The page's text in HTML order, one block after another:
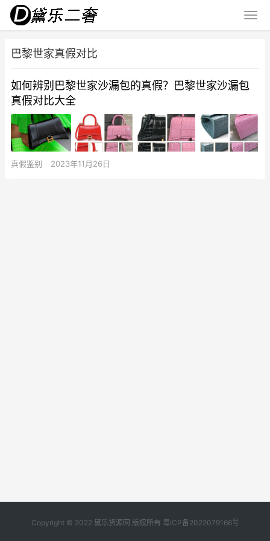
巴黎世家真假对比
如何辨别巴黎世家沙漏包的真假？巴黎世家沙漏包
真假对比大全
真假鉴别 2023年11月26日
Copyright © 2022 黛乐货源网 版权所有 粤ICP备2022079166号